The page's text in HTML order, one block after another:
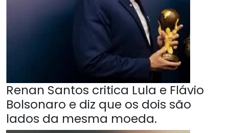
Renan Santos critica Lula e Flávio
Bolsonaro e diz que os dois são
lados da mesma moeda.